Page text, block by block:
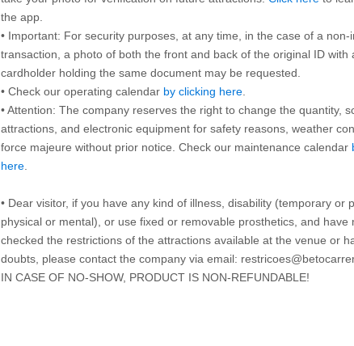
the app.
• Important: For security purposes, at any time, in the case of a non-
transaction, a photo of both the front and back of the original ID with
cardholder holding the same document may be requested.
• Check our operating calendar by clicking here.
• Attention: The company reserves the right to change the quantity,
attractions, and electronic equipment for safety reasons, weather
force majeure without prior notice. Check our maintenance calendar
here.
• Dear visitor, if you have any kind of illness, disability (temporary or
physical or mental), or use fixed or removable prosthetics, and have
checked the restrictions of the attractions available at the venue or
doubts, please contact the company via email:
IN CASE OF NO-SHOW, PRODUCT IS NON-REFUNDABLE!